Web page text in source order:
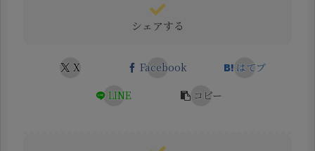
シェアする
X Facebook
はてブ
LINE
コピー